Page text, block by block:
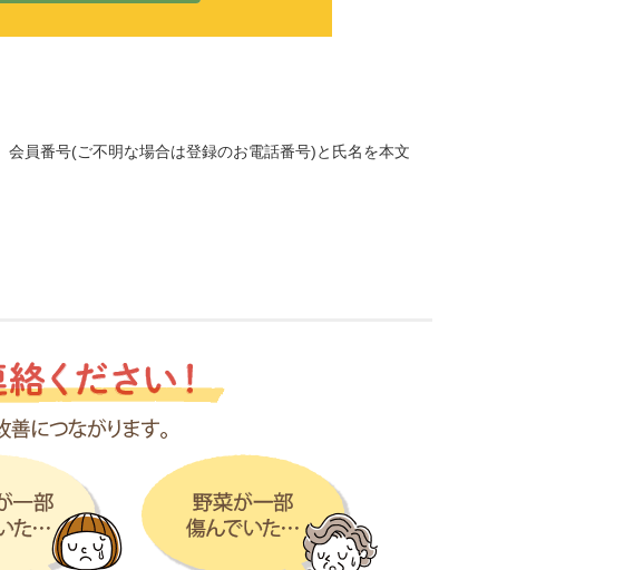
会員番号(ご不明な場合は登録のお電話番号)と氏名を本文